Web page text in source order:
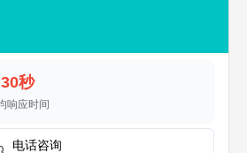
30秒
响应时间
电话咨询